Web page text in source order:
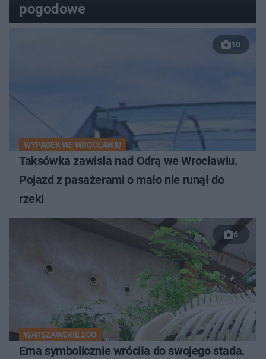
pogodowe
10
WYPADEK WE WROCŁAWIU
Taksówka zawisła nad Odrą we Wrocławiu.
Pojazd z pasażerami o mało nie runął do
rzeki
6
WARSZAWSKIE ZOO
Erna symbolicznie wróciła do swojego stada.